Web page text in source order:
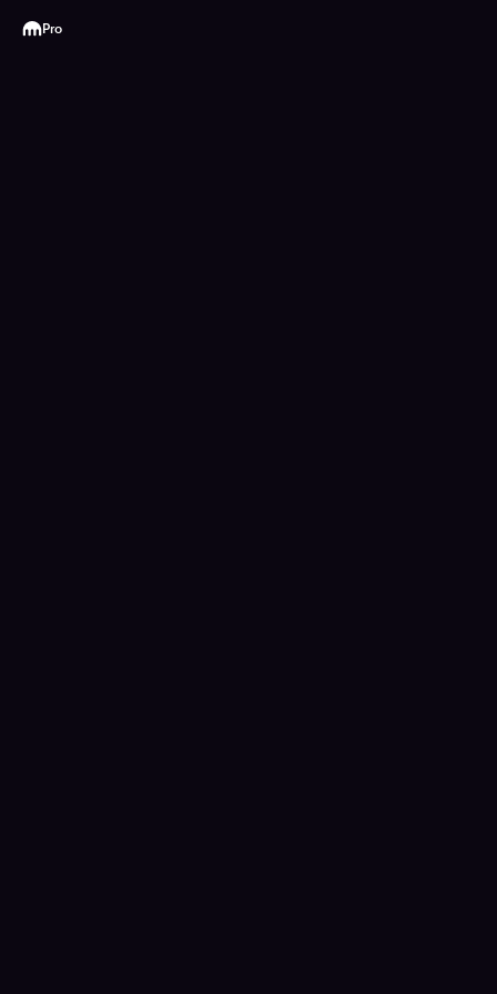
Kraken
Pro